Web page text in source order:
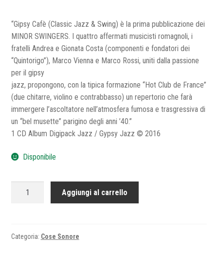
“Gipsy Cafè (Classic Jazz & Swing) è la prima pubblicazione dei
MINOR SWINGERS. I quattro affermati musicisti romagnoli, i
fratelli Andrea e Gionata Costa (componenti e fondatori dei
“Quintorigo”), Marco Vienna e Marco Rossi, uniti dalla passione
per il gipsy
jazz, propongono, con la tipica formazione “Hot Club de France”
(due chitarre, violino e contrabbasso) un repertorio che farà
immergere l’ascoltatore nell’atmosfera fumosa e trasgressiva di
un “bel musette” parigino degli anni ’40.”
1 CD Album Digipack Jazz / Gypsy Jazz © 2016
Disponibile
GIPSY
Aggiungi al carrello
Categoria: Cose Sonore